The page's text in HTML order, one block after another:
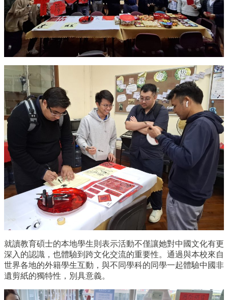
就讀教育碩士的本地學生則表示活動不僅讓她對中國文化有更
深入的認識，也體驗到跨文化交流的重要性。通過與本校來自
世界各地的外籍學生互動，與不同學科的同學一起體驗中國非
遺剪紙的獨特性，別具意義。